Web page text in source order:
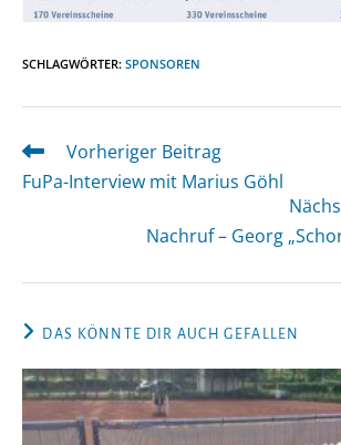
SCHLAGWÖRTER: SPONSOREN
Weitere
Artikel
Vorheriger Beitrag
FuPa-Interview mit Marius Göhl
Nachruf – Georg
DAS KÖNNTE DIR AUCH GEFALLEN